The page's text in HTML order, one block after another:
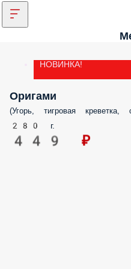
НОВИНКА!
Оригами
(Угорь, тигровая
280 г.
449 ₽